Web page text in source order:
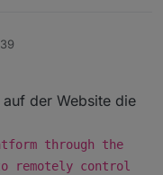
der Website die
through the
remotely control